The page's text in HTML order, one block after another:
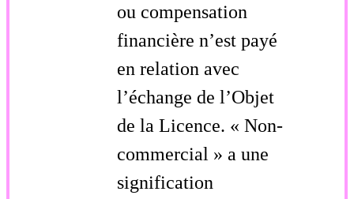
ou compensation
financière n’est payé
en relation avec
l’échange de l’Objet
de la Licence. « Non-
commercial » a une
signification